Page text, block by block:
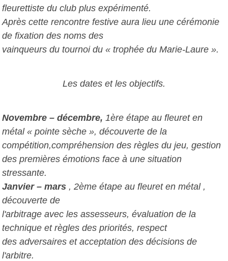
fleurettiste du club plus expérimenté.
Après cette rencontre festive aura lieu une cérémonie
de fixation des noms des
vainqueurs du tournoi du « trophée du Marie-Laure ».
Les dates et les objectifs.
Novembre – décembre, 1ère étape au fleuret en
métal « pointe sèche », découverte de la
compétition,compréhension des règles du jeu, gestion
des premières émotions face à une situation
stressante.
Janvier – mars , 2ème étape au fleuret en métal ,
découverte de
l'arbitrage avec les assesseurs, évaluation de la
technique et règles des priorités, respect
des adversaires et acceptation des décisions de
l'arbitre.